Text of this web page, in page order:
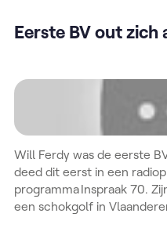
Eerste BV out zich
Video
Will Ferdy was de eerste
deed dit eerst in een
programma Inspraak 70.
een schokgolf in